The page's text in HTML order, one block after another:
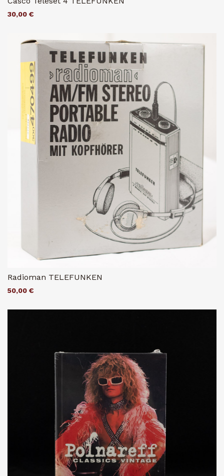
30,00 €
Radioman TELEFUNKEN
50,00 €